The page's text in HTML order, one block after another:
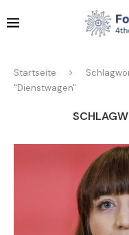
Startseite
"Dienstwagen"